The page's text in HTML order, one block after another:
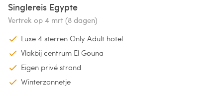
Singlereis Egypte
Vertrek op 4 mrt (8 dagen)
Luxe 4 sterren Only Adult hotel
Vlakbij centrum El Gouna
Eigen privé strand
Winterzonnetje